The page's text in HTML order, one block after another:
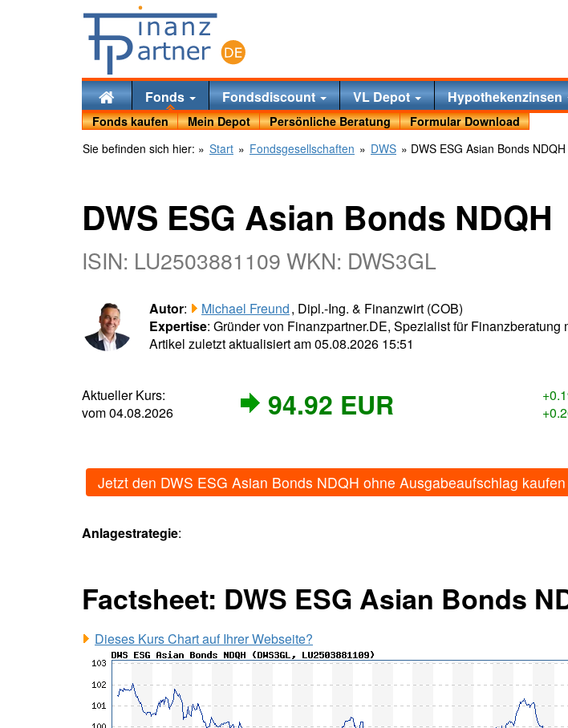
Fonds Fondsdiscount VL Depot Hypothekenzinsen
Fonds kaufen Mein Depot Persönliche Beratung
Formular Download
Sie befinden sich hier: » Start » Fondsgesellschaften » DWS » DWS ESG Asian Bonds NDQH
DWS ESG Asian Bonds NDQH
ISIN: LU2503881109 WKN: DWS3GL
Autor: Michael Freund, Dipl.-Ing. & Finanzwirt (COB)
Expertise: Gründer von Finanzpartner.DE, Spezialist für Finanzberatung
Artikel zuletzt aktualisiert am 05.08.2026 15:51
Aktueller Kurs:
vom 04.08.2026
94.92 EUR
Jetzt den DWS ESG Asian Bonds NDQH ohne Ausgabeaufschlag kaufen
Anlagestrategie:
Factsheet: DWS ESG Asian Bonds
Dieses Kurs Chart auf Ihrer Webseite?